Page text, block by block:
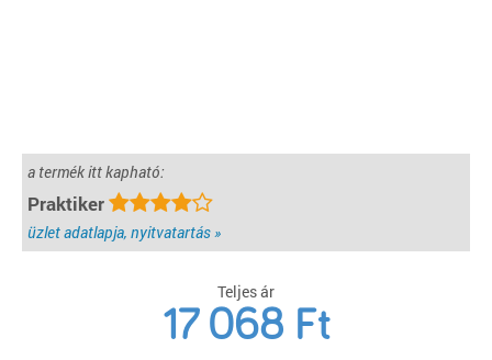
a termék itt kapható:
Praktiker
üzlet adatlapja, nyitvatartás »
Teljes ár
17 068 Ft